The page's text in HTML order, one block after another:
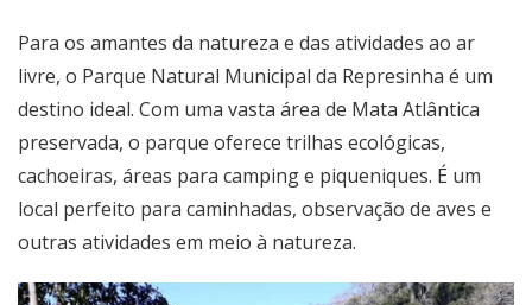
Para os amantes da natureza e das atividades ao ar
livre, o Parque Natural Municipal da Represinha é um
destino ideal. Com uma vasta área de Mata Atlântica
preservada, o parque oferece trilhas ecológicas,
cachoeiras, áreas para camping e piqueniques. É um
local perfeito para caminhadas, observação de aves e
outras atividades em meio à natureza.